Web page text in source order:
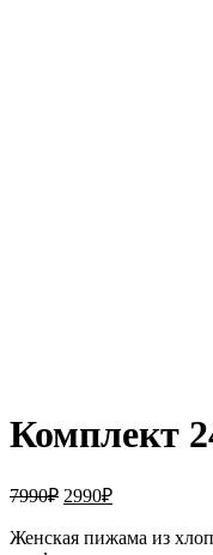
Комплект
7990₽ Первоначальная
составляла
2990₽Текущая
2990₽.
Женская пижама из